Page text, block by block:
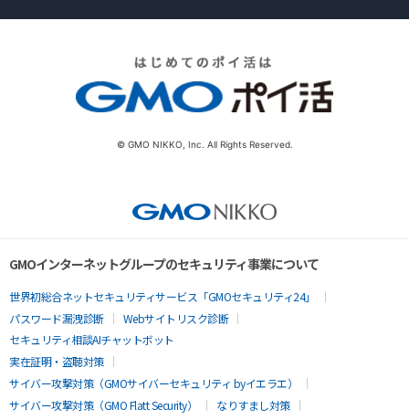
© GMO NIKKO, Inc. All Rights Reserved.
GMOインターネットグループのセキュリティ事業について
世界初総合ネットセキュリティサービス「GMOセキュリティ24」
パスワード漏洩診断
Webサイトリスク診断
セキュリティ相談AIチャットボット
実在証明・盗聴対策
サイバー攻撃対策（GMOサイバーセキュリティ byイエラエ）
サイバー攻撃対策（GMO Flatt Security）
なりすまし対策